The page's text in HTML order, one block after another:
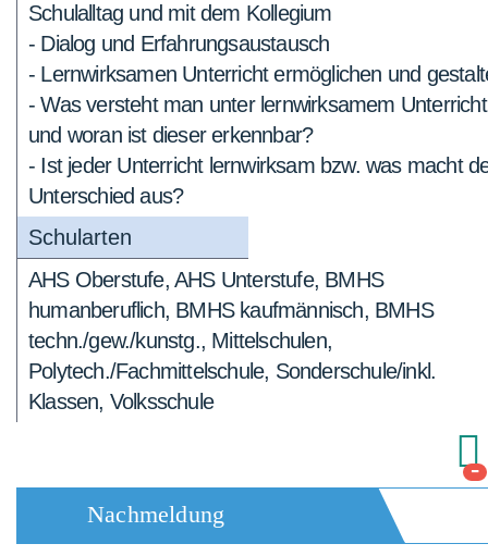
Schulalltag und mit dem Kollegium
- Dialog und Erfahrungsaustausch
- Lernwirksamen Unterricht ermöglichen und
- Was versteht man unter lernwirksamem Unterricht
und woran ist dieser erkennbar?
- Ist jeder Unterricht lernwirksam bzw. was macht
Unterschied aus?
Schularten
AHS Oberstufe, AHS Unterstufe, BMHS
humanberuflich, BMHS kaufmännisch, BMHS
techn./gew./kunstg., Mittelschulen,
Polytech./Fachmittelschule, Sonderschule/inkl.
Klassen, Volksschule
-
Nachmeldung